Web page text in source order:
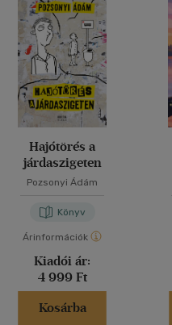
Hajótörés a
járdaszigeten
Pozsonyi Ádám
Könyv
Árinformációk
Kiadói ár:
4 999 Ft
Kosárba